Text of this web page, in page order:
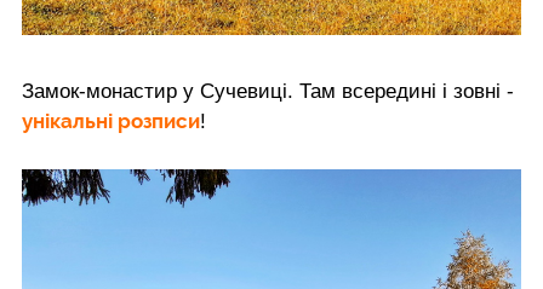
Замок-монастир у Сучевиці. Там всередині і зовні -
унікальні розписи!